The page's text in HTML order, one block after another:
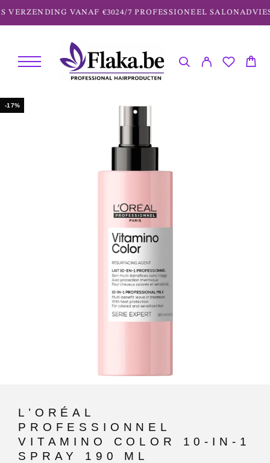
VERZENDING VANAF €3024/7 PROFESSIONEEL SALONADVIES
-17%
L’ORÉAL
PROFESSIONNEL
VITAMINO COLOR 10-IN-1
SPRAY 190 ML